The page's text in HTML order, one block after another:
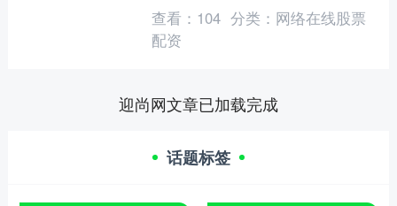
国家发展大局指明方向 中央经济工作
会议12月10日至....
查看： 104 分类： 网络在线股票
配资
迎尚网文章已加载完成
话题标签